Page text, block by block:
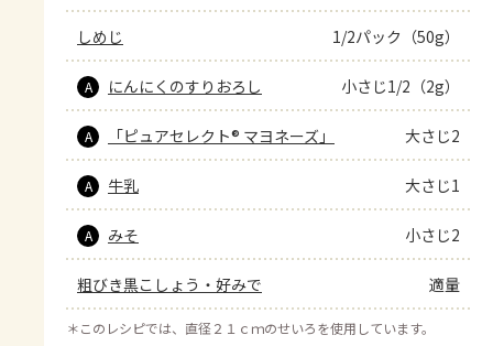
しめじ 1/2パック（50g）
A にんにくのすりおろし 小さじ1/2（2g）
A 「ピュアセレクト® マヨネーズ」 大さじ2
A 牛乳 大さじ1
A みそ 小さじ2
粗びき黒こしょう・好みで 適量
＊このレシピでは、直径２１ｃｍのせいろを使用しています。